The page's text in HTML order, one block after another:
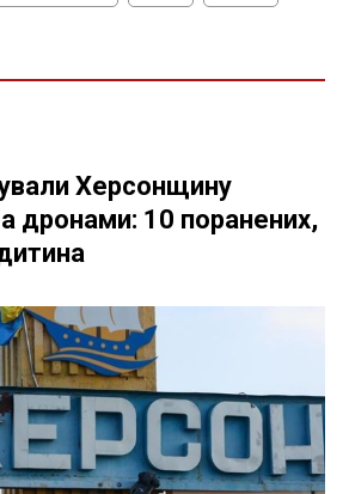
Херсонщину
дронами: 10 поранених,